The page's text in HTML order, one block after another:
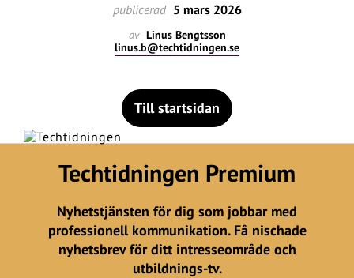
publicerad 5 mars 2026
av Linus Bengtsson
linus.b@techtidningen.se
Till startsidan
Techtidningen Premium
Nyhetstjänsten för dig som jobbar med
professionell kommunikation. Få nischade
nyhetsbrev för ditt intresseområde och
utbildnings-tv.